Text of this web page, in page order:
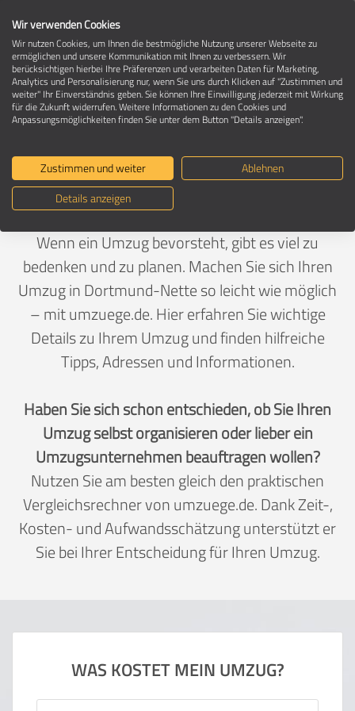
Umzug in 44357 Dortmund-Nette
Ein Umzug ist Vertrauenssache
Deutschland>Nordrhein-Westfalen>Dortmund, Stadt
>Nette
Wenn ein Umzug bevorsteht, gibt es viel zu
bedenken und zu planen. Machen Sie sich Ihren
Umzug in Dortmund-Nette so leicht wie möglich
– mit umzuege.de. Hier erfahren Sie wichtige
Details zu Ihrem Umzug und finden hilfreiche
Tipps, Adressen und Informationen.
Haben Sie sich schon entschieden, ob Sie Ihren
Umzug selbst organisieren oder lieber ein
Umzugsunternehmen beauftragen wollen?
Nutzen Sie am besten gleich den praktischen
Vergleichsrechner von umzuege.de. Dank Zeit-,
Kosten- und Aufwandsschätzung unterstützt er
Sie bei Ihrer Entscheidung für Ihren Umzug.
WAS KOSTET MEIN UMZUG?
Wir verwenden Cookies
Wir nutzen Cookies, um Ihnen die bestmögliche Nutzung unserer Webseite zu
ermöglichen und unsere Kommunikation mit Ihnen zu verbessern. Wir
berücksichtigen hierbei Ihre Präferenzen und verarbeiten Daten für Marketing,
Analytics und Personalisierung nur, wenn Sie uns durch Klicken auf "Zustimmen und
weiter" Ihr Einverständnis geben. Sie können Ihre Einwilligung jederzeit mit Wirkung
für die Zukunft widerrufen. Weitere Informationen zu den Cookies und
Anpassungsmöglichkeiten finden Sie unter dem Button "Details anzeigen".
Zustimmen und weiter
Ablehnen
Details anzeigen